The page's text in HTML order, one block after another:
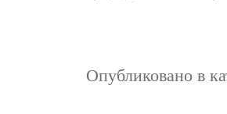
Опубликовано в